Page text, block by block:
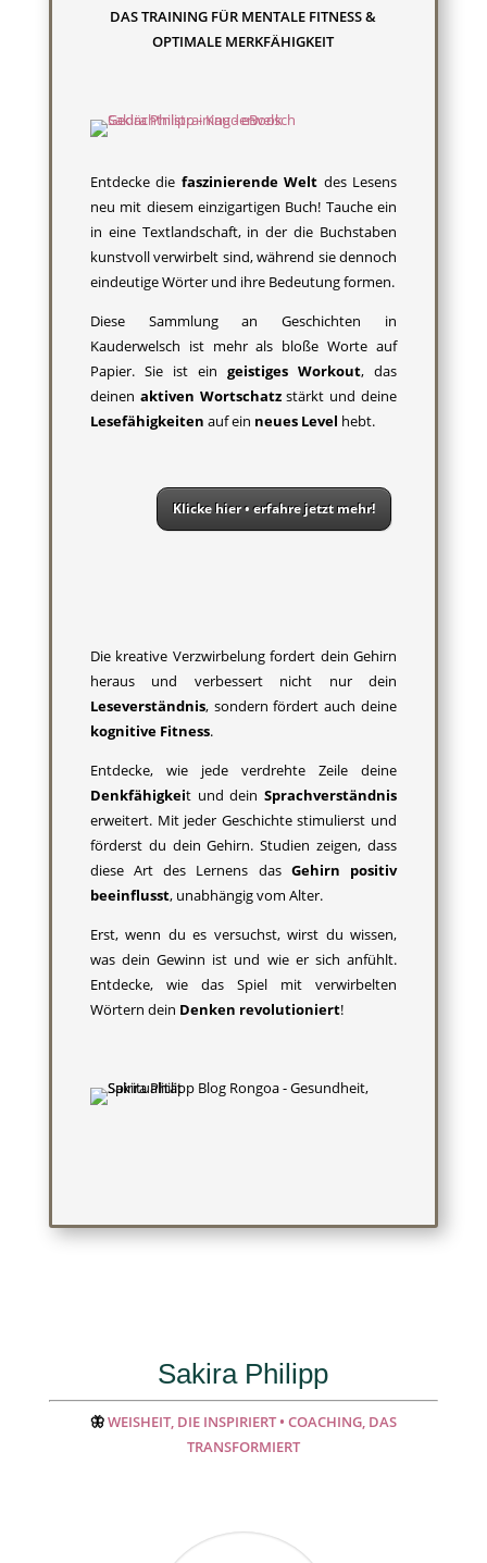
DAS TRAINING FÜR MENTALE FITNESS &
OPTIMALE MERKFÄHIGKEIT
Entdecke die faszinierende Welt des Lesens
neu mit diesem einzigartigen Buch! Tauche ein
in eine Textlandschaft, in der die Buchstaben
kunstvoll verwirbelt sind, während sie dennoch
eindeutige Wörter und ihre Bedeutung formen.
Diese Sammlung an Geschichten in
Kauderwelsch ist mehr als bloße Worte auf
Papier. Sie ist ein geistiges Workout, das
deinen aktiven Wortschatzstärkt und deine
Lesefähigkeiten auf ein neues Level hebt.
Klicke hier • erfahre jetzt mehr!
Die kreative Verzwirbelung fordert dein Gehirn
heraus und verbessert nicht nur dein
Leseverständnis, sondern fördert auch deine
kognitive Fitness.
Entdecke, wie jede verdrehte Zeile deine
Denkfähigkeit und dein Sprachverständnis
erweitert. Mit jeder Geschichte stimulierst und
förderst du dein Gehirn. Studien zeigen, dass
diese Art des Lernens das Gehirn positiv
beeinflusst, unabhängig vom Alter.
Erst, wenn du es versuchst, wirst du wissen,
was dein Gewinn ist und wie er sich anfühlt.
Entdecke, wie das Spiel mit verwirbelten
Wörtern dein Denken revolutioniert!
Sakira Philipp
🦋WEISHEIT, DIE INSPIRIERT • COACHING, DAS
TRANSFORMIERT